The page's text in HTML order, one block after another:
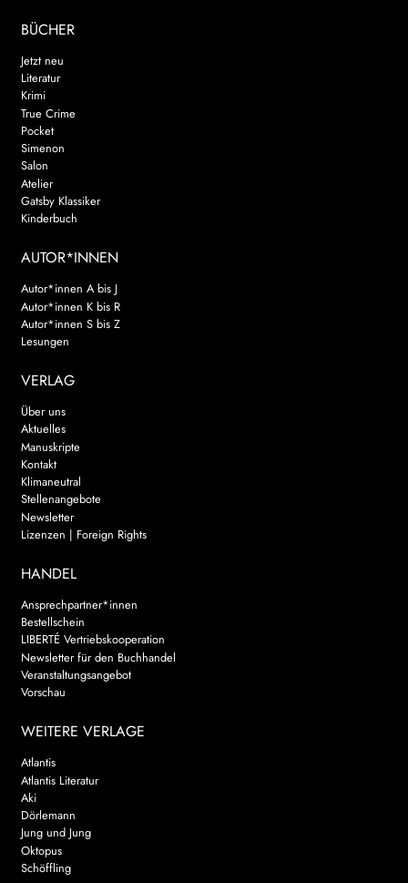
BÜCHER
Jetzt neu
Literatur
Krimi
True Crime
Pocket
Simenon
Salon
Atelier
Gatsby Klassiker
Kinderbuch
AUTOR*INNEN
Autor*innen A bis J
Autor*innen K bis R
Autor*innen S bis Z
Lesungen
VERLAG
Über uns
Aktuelles
Manuskripte
Kontakt
Klimaneutral
Stellenangebote
Newsletter
Lizenzen | Foreign Rights
HANDEL
Ansprechpartner*innen
Bestellschein
LIBERTÉ Vertriebskooperation
Newsletter für den Buchhandel
Veranstaltungsangebot
Vorschau
WEITERE VERLAGE
Atlantis
Atlantis Literatur
Aki
Dörlemann
Jung und Jung
Oktopus
Schöffling